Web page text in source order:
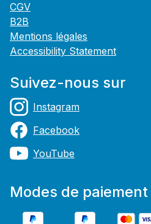
CGV
B2B
Mentions légales
Accessibility Statement
Suivez-nous sur
Instagram
Facebook
YouTube
Modes de paiement